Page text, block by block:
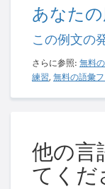
あなたの
この例文の
さらに参照: 無料
練習, 無料の語彙
他の言
てくだ